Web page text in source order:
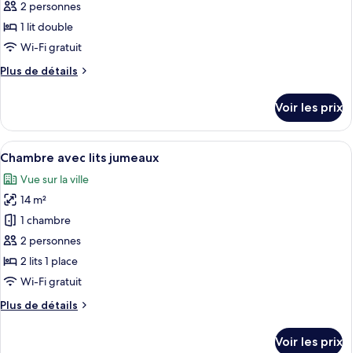
pour
ce
type
chambre :
2 personnes
1 lit double
Wi-Fi gratuit
Plus de détails
Plus
le
type
de
Chambre
Double
Voir les prix
Afficher
toutes
les
photos
pour
ce
type
de
chambre :
Chambre
Une chambre d’hôtel avec deux
5
Chambre avec lits jumeaux
Vue sur la ville
14 m²
1 chambre
2 personnes
2 lits 1 place
Wi-Fi gratuit
Plus de détails
Plus
Voir les prix